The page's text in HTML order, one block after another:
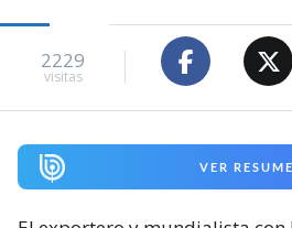
2229
visitas
VER